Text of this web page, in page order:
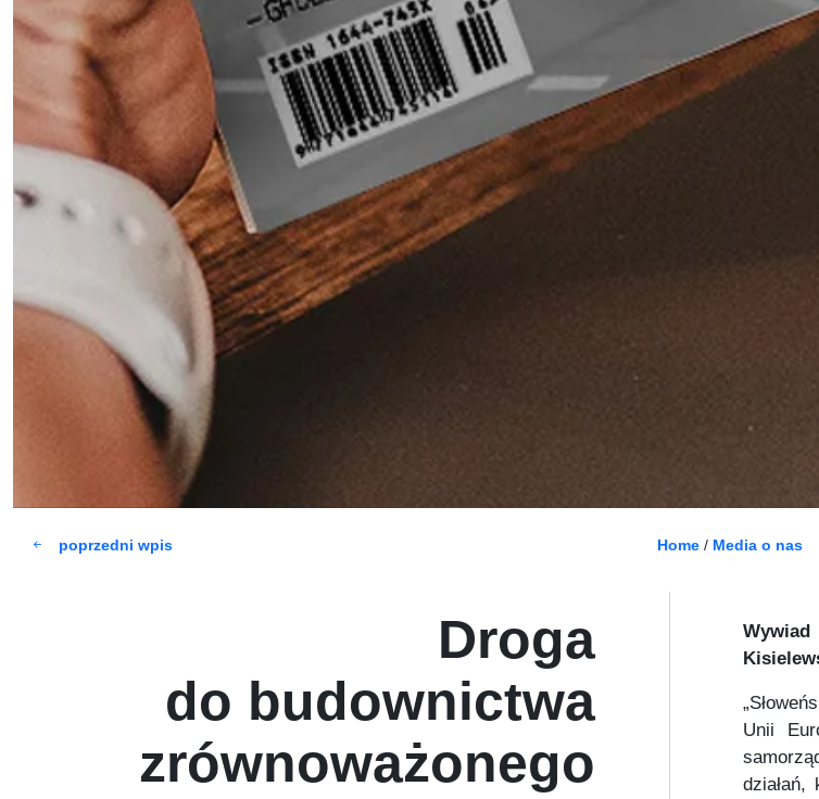
poprzedni wpis Home / Media o nas
Droga
do budownictwa
zrównoważonego
Unii